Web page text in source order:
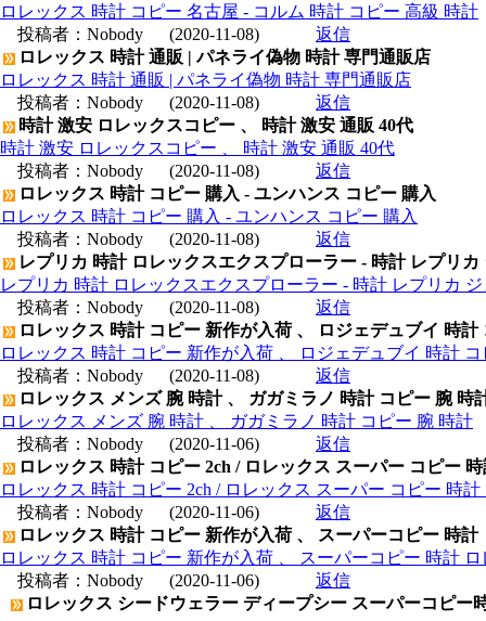
ロレックス 時計 コピー 名古屋 - コルム 時計 コピー 高級 時計
投稿者： Nobody (2020-11-08)
返信
ロレックス 時計 通販 | パネライ偽物 時計 専門通販店
ロレックス 時計 通販 | パネライ偽物 時計 専門通販店
投稿者： Nobody (2020-11-08)
返信
時計 激安 ロレックスコピー 、 時計 激安 通販 40代
時計 激安 ロレックスコピー 、 時計 激安 通販 40代
投稿者： Nobody (2020-11-08)
返信
ロレックス 時計 コピー 購入 - ユンハンス コピー 購入
ロレックス 時計 コピー 購入 - ユンハンス コピー 購入
投稿者： Nobody (2020-11-08)
返信
レプリカ 時計 ロレックスエクスプローラー - 時計 レプリカ
レプリカ 時計 ロレックスエクスプローラー - 時計 レプリカ
投稿者： Nobody (2020-11-08)
返信
ロレックス 時計 コピー 新作が入荷 、 ロジェデュブイ 時計
ロレックス 時計 コピー 新作が入荷 、 ロジェデュブイ 時計
投稿者： Nobody (2020-11-08)
返信
ロレックス メンズ 腕 時計 、 ガガミラノ 時計 コピー 腕 時
ロレックス メンズ 腕 時計 、 ガガミラノ 時計 コピー 腕 時計
投稿者： Nobody (2020-11-06)
返信
ロレックス 時計 コピー 2ch / ロレックス スーパー コピー
ロレックス 時計 コピー 2ch / ロレックス スーパー コピー 時計
投稿者： Nobody (2020-11-06)
返信
ロレックス 時計 コピー 新作が入荷 、 スーパーコピー 時
ロレックス 時計 コピー 新作が入荷 、 スーパーコピー 時計
投稿者： Nobody (2020-11-06)
返信
ロレックス シードウェラー ディープシー スーパーコピ